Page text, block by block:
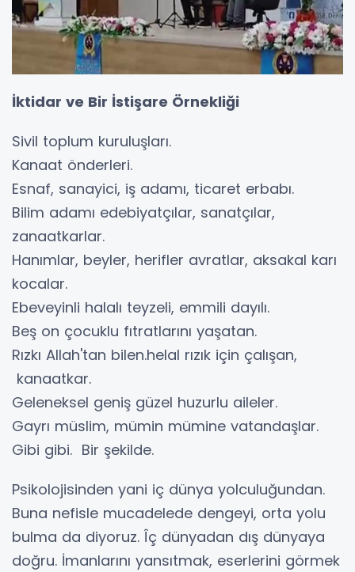
İktidar ve Bir İstişare Örnekliği
Sivil toplum kuruluşları.
Kanaat önderleri.
Esnaf, sanayici, iş adamı, ticaret erbabı.
Bilim adamı edebiyatçılar, sanatçılar,
zanaatkarlar.
Hanımlar, beyler, herifler avratlar, aksakal karı
kocalar.
Ebeveyinli halalı teyzeli, emmili dayılı.
Beş on çocuklu fıtratlarını yaşatan.
Rızkı Allah'tan bilen.helal rızık için çalışan,
kanaatkar.
Geleneksel geniş güzel huzurlu aileler.
Gayrı müslim, mümin mümine vatandaşlar.
Gibi gibi. Bir şekilde.
Psikolojisinden yani iç dünya yolculuğundan.
Buna nefisle mucadelede dengeyi, orta yolu
bulma da diyoruz. Îç dünyadan dış dünyaya
doğru. İmanlarını yansıtmak, eserlerini görmek